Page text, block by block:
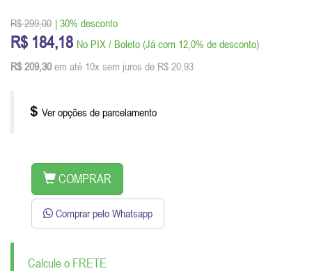
R$ 299,00 | 30% desconto
R$ 184,18 No PIX / Boleto (Já com 12,0% de desconto)
R$ 209,30 em até 10x sem juros de R$ 20,93
Ver opções de parcelamento
COMPRAR
Comprar pelo Whatsapp
Calcule o FRETE